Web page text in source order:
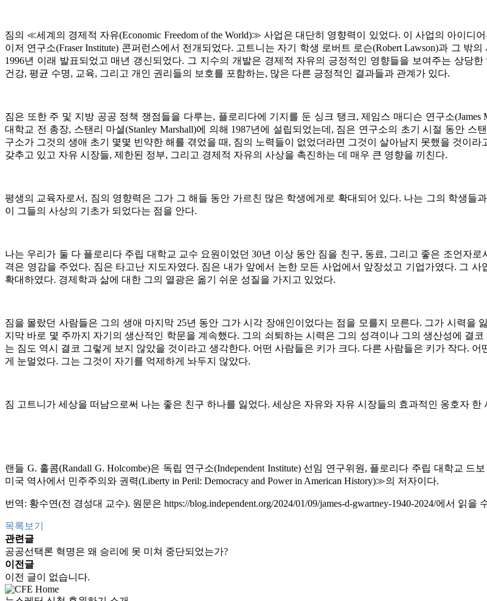
짐의 ≪세계의 경제적 자유(Economic Freedom of the World)≫사업은 대단히 영향력이 있었다. 이 사업의 아이디
이저 연구소(Fraser Institute) 콘퍼런스에서 전개되었다. 고트니는 자기 학생 로버트 로슨(Robert Lawson)과 그 밖의
1996년 이래 발표되었고 매년 갱신되었다. 그 지수의 개발은 경제적 자유의 긍정적인 영향들을 보여주는 상당
건강, 평균 수명, 교육, 그리고 개인 권리들의 보호를 포함하는, 많은 다른 긍정적인 결과들과 관계가 있다.
짐은 또한 주 및 지방 공공 정책 쟁점들을 다루는, 플로리다에 기지를 둔 싱크 탱크,제임스 매디슨 연구소(James
대학교 전 총장, 스탠리 마셜(Stanley Marshall)에 의해 1987년에 설립되었는데 , 짐은 연구소의 초기 시절 동안 스탠
구소가 그것의 생애 초기 몇몇 빈약한 해를 겪었을 때 , 짐의 노력들이 없었더라면 그것이 살아남지 못했을 것이라
갖추고 있고 자유 시장들, 제한된 정부, 그리고 경제적 자유의 사상을 촉진하는 데 매우 큰 영향을 끼친다.
평생의 교육자로서 , 짐의 영향력은 그가 그 해들 동안 가르친 많은 학생에게로 확대되어 있다. 나는 그의 학생들
이 그들의 사상의 기초가 되었다는 점을 안다.
나는 우리가 둘 다 플로리다 주립 대학교 교수 요원이었던30년 이상 동안 짐을 친구, 동료, 그리고 좋은 조언자로
격은 영감을 주었다. 짐은 타고난 지도자였다. 짐은 내가 앞에서 논한 모든 사업에서 앞장섰고 기업가였다. 그 사
확대하였다. 경제학과 삶에 대한 그의 열광은 옮기 쉬운 성질을 가지고 있었다.
짐을 몰랐던 사람들은 그의 생애 마지막 25년 동안 그가 시각 장애인이었다는 점을 모를지 모른다. 그가 시력을
지막 바로 몇 주까지 자기의 생산적인 학문을 계속했다. 그의 쇠퇴하는 시력은 그의 성격이나 그의 생산성에 결
는 짐도 역시 결코 그렇게 보지 않았을 것이라고 생각한다. 어떤 사람들은 키가 크다. 다른 사람들은 키가 작다. 어
게 눈멀었다. 그는 그것이 자기를 억제하게 놔두지 않았다.
짐 고트니가 세상을 떠남으로써 나는 좋은 친구 하나를 잃었다. 세상은 자유와 자유 시장들의 효과적인 옹호자 한
랜들 G. 홀콤(Randall G. Holcombe)은 독립 연구소(Independent Institute) 선임 연구위원 , 플로리다 주립 대학교 드보
미국 역사에서 민주주의와 권력(Liberty in Peril: Democracy and Power in American History)≫의 저자이다.
번역: 황수연(전 경성대 교수). 원문은 https://blog.independent.org/2024/01/09/james-d-gwartney-1940-2024/에서 읽을
목록보기
관련글
공공선택론 혁명은 왜 승리에 못 미쳐 중단되었는가?
이전글
이전 글이 없습니다.